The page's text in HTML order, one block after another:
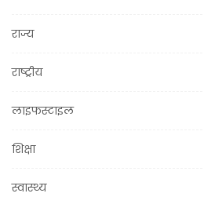
राज्य
राष्ट्रीय
लाइफस्टाइल
शिक्षा
स्वास्थ्य